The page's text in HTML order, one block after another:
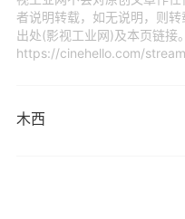
者说明转载，如无说明，则
出处(影视工业网)及本页链接
https://cinehello.com/
木西